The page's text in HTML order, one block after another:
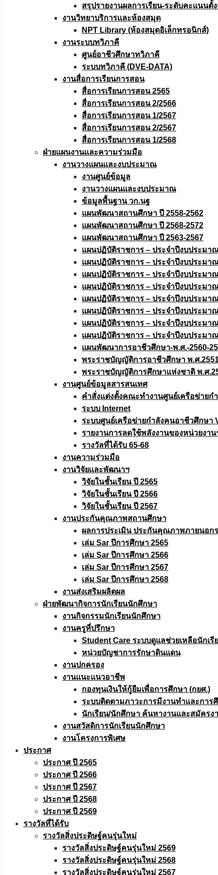
สรุปรายงานผลการเรียน-ระดับคะแนนตั้
งานวิทยาบริการเเละห้องสมุด
NPT Library (ห้องสมุดอิเล็กทรอนิกส์)
งานระบบทวิภาคี
ศูนย์อาชีวศึกษาทวิภาคี
ระบบทวิภาคี (DVE-DATA)
งานสื่อการเรียนการสอน
สื่อการเรียนการสอน 2565
สื่อการเรียนการสอน 2/2566
สื่อการเรียนการสอน 1/2567
สื่อการเรียนการสอน 2/2567
สื่อการเรียนการสอน 1/2568
ฝ่ายแผนงานเเละความร่วมมือ
งานวางแผนเเละงบประมาณ
งานศูนย์ข้อมูล
งานวางแผนและงบประมาณ
ข้อมูลพื้นฐาน วก.นฐ
แผนพัฒนาสถานศึกษา ปี 2558-2562
แผนพัฒนาสถานศึกษา ปี 2568-2572
แผนพัฒนาสถานศึกษา ปี 2563-2567
แผนปฏิบัติราชการ – ประจำปีงบประมา
แผนปฏิบัติราชการ – ประจำปีงบประมา
แผนปฏิบัติราชการ – ประจำปีงบประมา
แผนปฏิบัติราชการ – ประจำปีงบประมา
แผนปฏิบัติราชการ – ประจำปีงบประมา
แผนปฏิบัติราชการ – ประจำปีงบประมา
แผนปฏิบัติราชการ – ประจำปีงบประมา
แผนปฏิบัติราชการ – ประจำปีงบประมา
แผนพัฒนาการอาชีวศึกษา-พ.ศ.-2560-
พระราชบัญญัติการอาชีวศึกษา พ.ศ
พระราชบัญญัติการศึกษาแห่งชาติ พ.ศ
งานศูนย์ข้อมูลสารสนเทศ
คำสั่งแต่งตั้งคณะทำงานศูนย์เครือข่าย
ระบบ Internet
ระบบศูนย์เครือข่ายกำลังคนอาชีวศึกษา
รายงานการลดใช้พลังงานของหน่วยงา
รางวัลที่ได้รับ 65-68
งานความร่วมมือ
งานวิจัยเเละพัฒนาฯ
วิจัยในชั้นเรียน ปี 2565
วิจัยในชั้นเรียน ปี 2566
วิจัยในชั้นเรียน ปี 2567
งานประกันคุณภาพสถานศึกษา
ผลการประเมิน ประกันคุณภาพภายนอก
เล่ม Sar ปีการศึกษา 2565
เล่ม Sar ปีการศึกษา 2566
เล่ม Sar ปีการศึกษา 2567
เล่ม Sar ปีการศึกษา 2568
งานส่งเสริมผลิตผล
ฝ่ายพัฒนากิจการนักเรียนนักศึกษา
งานกิจกรรมนักเรียนนักศึกษา
งานครูที่ปรึกษา
Student Care ระบบดูแลช่วยเหลือนักเรี
หน่วยบัญชาการรักษาดินแดน
งานปกครอง
งานแนะแนวอาชีพ
กองทุนเงินให้กู้ยืมเพื่อการศึกษา (กยศ.)
ระบบติดตามภาวะการมีงานทำและการ
นักเรียน/นักศึกษา ค้นหางานและสมัครง
งานสวัสดิการนักเรียนนักศึกษา
งานโครงการพิเศษ
ประกาศ
ประกาศ ปี 2565
ประกาศ ปี 2566
ประกาศ ปี 2567
ประกาศ ปี 2568
ประกาศ ปี 2569
รางวัลที่ได้รับ
รางวัลสิ่งประดิษฐ์คนรุ่นใหม่
รางวัลสิ่งประดิษฐ์คนรุ่นใหม่ 2569
รางวัลสิ่งประดิษฐ์คนรุ่นใหม่ 2568
รางวัลสิ่งประดิษฐ์คนรุ่นใหม่ 2567